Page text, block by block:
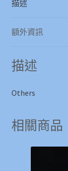
描述
額外資訊
描述
Others
相關商品